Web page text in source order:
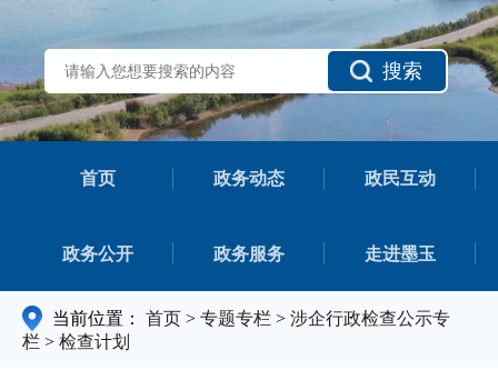
搜索
首页 政务动态 政民互动
政务公开 政务服务 走进墨玉
当前位置： 首页 > 专题专栏 > 涉企行政检查公示专
栏 > 检查计划